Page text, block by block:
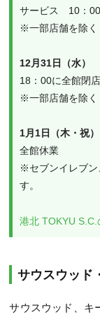
サービス　10：
※一部店舗を除く
12月31日（水）
18：00に全館閉店
※一部店舗を除く
1月1日（木・祝）
全館休業
※セブンイレブン
す。
港北 TOKYU S.C.
サウスウッド
サウスウッド、キ